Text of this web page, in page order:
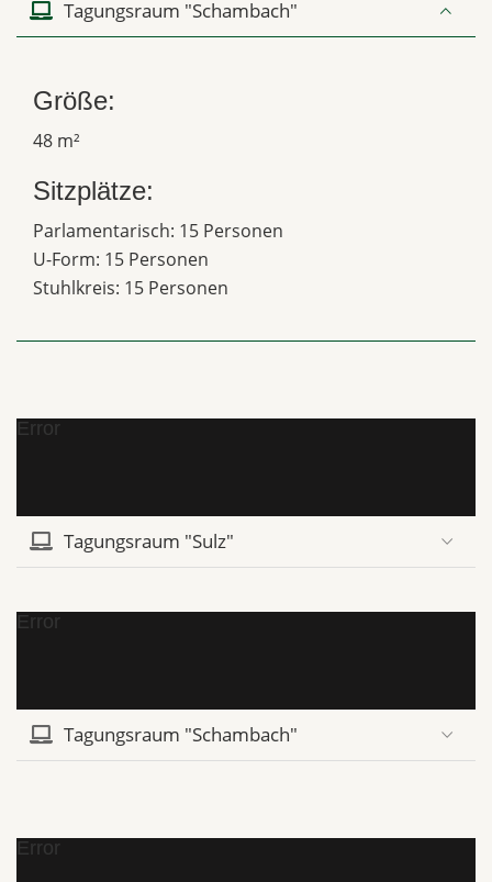
Tagungsraum "Schambach"
Größe:
48 m²
Sitzplätze:
Parlamentarisch: 15 Personen
U-Form: 15 Personen
Stuhlkreis: 15 Personen
Error
Tagungsraum "Sulz"
Error
Tagungsraum "Schambach"
Error